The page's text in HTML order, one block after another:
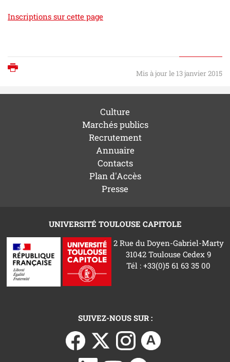
Inscriptions sur cette page
Mis à jour le 13 janvier 2015
Culture
Marchés publics
Recrutement
Annuaire
Contacts
Plan d'Accès
Presse
UNIVERSITÉ TOULOUSE CAPITOLE
2 Rue du Doyen-Gabriel-Marty
31042 Toulouse Cedex 9
Tél : +33(0)5 61 63 35 00
SUIVEZ-NOUS SUR :